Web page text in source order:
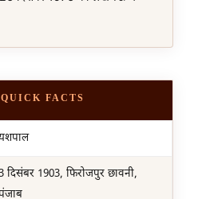
QUICK FACTS
दिसंबर 1903, फिरोजपुर छावनी,